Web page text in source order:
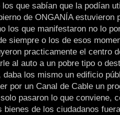
los que sabían que la podían
de ONGANÍA estuvieron
los que manifestaron no lo
siempre o los de esos
practicamente el centro
al auto a un pobre tipo o
daba los mismo un edificio
por un Canal de Cable un
pasaron lo que conviene,
bienes de los ciudadanos